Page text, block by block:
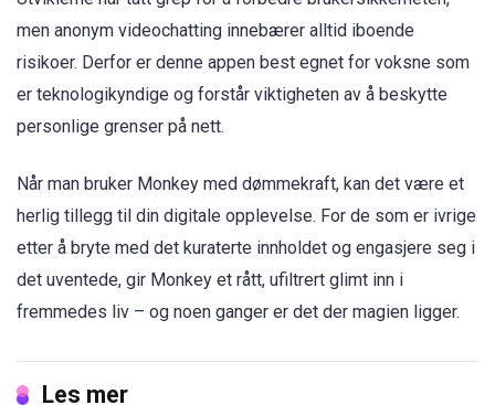
men anonym videochatting innebærer alltid iboende
risikoer. Derfor er denne appen best egnet for voksne som
er teknologikyndige og forstår viktigheten av å beskytte
personlige grenser på nett.
Når man bruker Monkey med dømmekraft, kan det være et
herlig tillegg til din digitale opplevelse. For de som er ivrige
etter å bryte med det kuraterte innholdet og engasjere seg i
det uventede, gir Monkey et rått, ufiltrert glimt inn i
fremmedes liv – og noen ganger er det der magien ligger.
Les mer